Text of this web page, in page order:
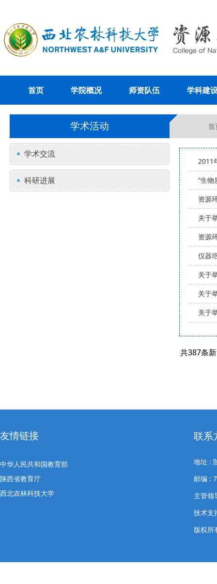
首页 学院概况 师资队伍 学科建
学术活动 首
学术交流
科研进展
2011
“生物
资源
关于
资源
仪器
关于
关于
关于
共387条
友情链接
中华人民共和国教育部
陕西省教育厅
西北农林科技大学
联系
地址 :
邮编 :
主管
技术支
版权